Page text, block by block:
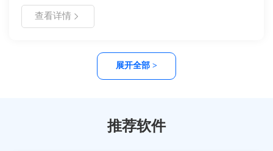
功能及使用教程。用户可通过该软件实现自由绘图、形状标
注、文字添加等操作，支持快捷键快速唤出，兼容主流
查看详情
展开全部 >
推荐软件